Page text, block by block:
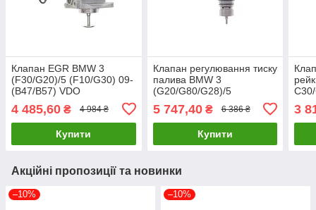
Клапан EGR BMW 3
(F30/G20)/5 (F10/G30) 09-
(B47/B57) VDO
4 485,60 ₴ 4 984 ₴
Купити
Клапан регулювання тиску
палива BMW 3
(G20/G80/G28)/5
(G30/F90) 18- B47 BOSCH
0 281 006 886 UA61
5 747,40₴ 6 386 ₴
Купити
3
Акційні пропозиції та новинки
–10% –10%